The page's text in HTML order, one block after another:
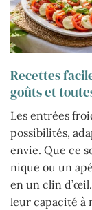
Recettes
goûts et
Les entrées
possibilités,
envie. Que ce
nique ou un
en un clin
leur capacité à